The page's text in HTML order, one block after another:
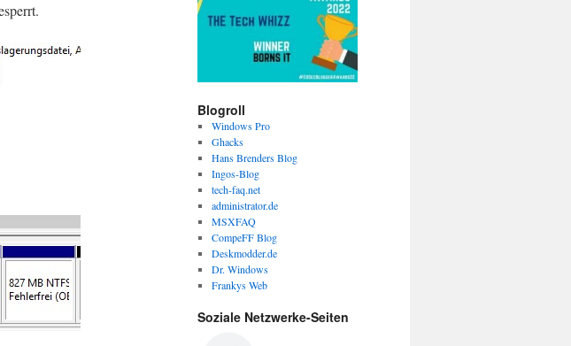
Blogroll
Windows Pro
Ghacks
Hans Brenders Blog
Ingos-Blog
tech-faq.net
administrator.de
MSXFAQ
CompeFF Blog
Deskmodder.de
Dr. Windows
Frankys Web
Soziale Netzwerke-Seiten